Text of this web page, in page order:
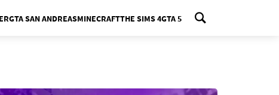
GTA SAN ANDREASMINECRAFTTHE SIMS 4GTA 5